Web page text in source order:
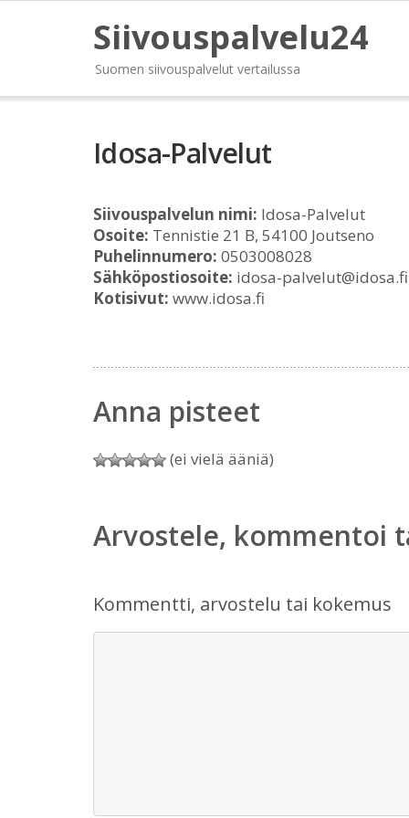
Siivouspalvelu24
Suomen siivouspalvelut vertailussa
Idosa-Palvelut
Siivouspalvelun nimi: Idosa-Palvelut
Osoite: Tennistie 21 B, 54100 Joutseno
Puhelinnumero: 0503008028
Sähköpostiosoite: idosa-palvelut@idosa.fi
Kotisivut: www.idosa.fi
Anna pisteet
(ei vielä ääniä)
Arvostele, kommentoi
Kommentti, arvostelu tai kokemus